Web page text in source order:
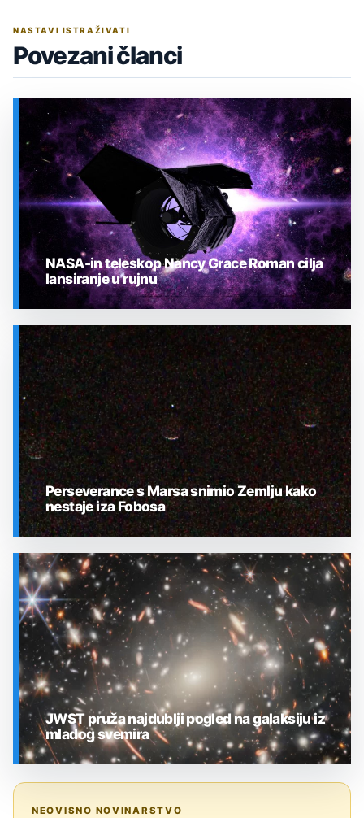
NASTAVI ISTRAŽIVATI
Povezani članci
SVEMIR
NASA-in teleskop Nancy Grace Roman cilja
lansiranje u rujnu
SVEMIR
Perseverance s Marsa snimio Zemlju kako
nestaje iza Fobosa
JWST pruža najdublji pogled na galaksiju iz
mladog svemira
NEOVISNO NOVINARSTVO